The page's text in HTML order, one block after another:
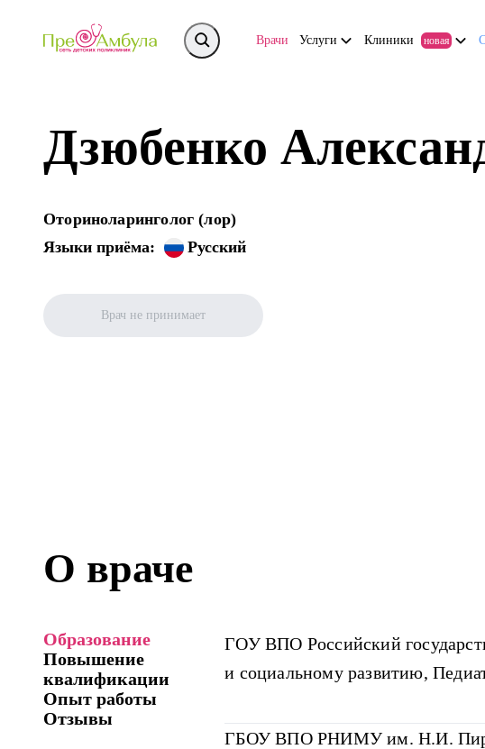
Врачи Услуги Клиники новая
Дзюбенко
Оториноларинголог (лор)
Языки приёма:
Русский
Врач не принимает
О враче
Образование
Повышение
квалификации
Опыт работы
Отзывы
ГОУ ВПО Российский
и социальному развитию,
ГБОУ ВПО РНИМУ им. Н.И.